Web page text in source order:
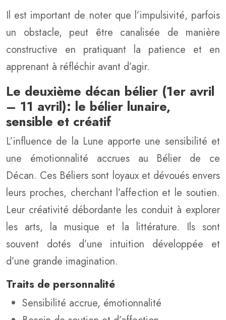
Il est important de noter que l’impulsivité, parfois
un obstacle, peut être canalisée de manière
constructive en pratiquant la patience et en
apprenant à réfléchir avant d’agir.
Le deuxième décan bélier (1er avril
– 11 avril): le bélier lunaire,
sensible et créatif
L’influence de la Lune apporte une sensibilité et
une émotionnalité accrues au Bélier de ce
Décan. Ces Béliers sont loyaux et dévoués envers
leurs proches, cherchant l’affection et le soutien.
Leur créativité débordante les conduit à explorer
les arts, la musique et la littérature. Ils sont
souvent dotés d’une intuition développée et
d’une grande imagination.
Traits de personnalité
Sensibilité accrue, émotionnalité